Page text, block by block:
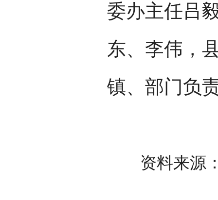
委办主任吕
东、李伟，
镇、部门负
资料来源：